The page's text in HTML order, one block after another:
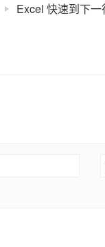
Excel 快速到下一